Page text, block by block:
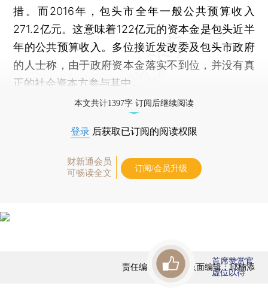
措。而2016年，包头市全年一般公共预算收入
271.2亿元。这意味着122亿元的资本金是包头近半
年的公共预算收入。多位接近发改委及包头市政府
的人士称，由于政府资本金落实不到位，并没有真
正的社会资本方参与其中。
本文共计1397字 订阅后继续阅读
登录 后获取已订阅的阅读权限
财新通会员
可畅读全文
订阅/会员升级
责任编辑：郭琼 | 版面编辑：邱楠添
首席赞赏官
虚位以待